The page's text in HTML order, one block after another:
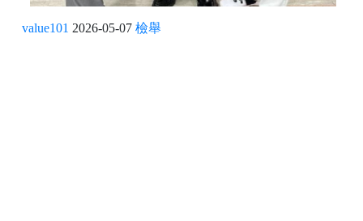
value101 2026-05-07 檢舉